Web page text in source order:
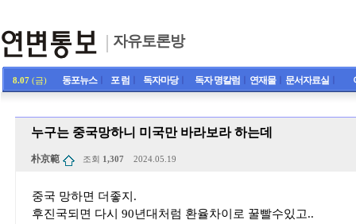
자유토론방
8.07 (금) 동포뉴스ㅣ 포 럼 독자마당ㅣ 독자 명칼럼 연재물ㅣ 문서자료실
누구는 중국망하니 미국만 바라보라 하는데
朴京範 조회 1,307 2024.05.19
중국 망하면 더좋지.
후진국되면 다시 90년대처럼 환율차이로 꿀빨수있고..